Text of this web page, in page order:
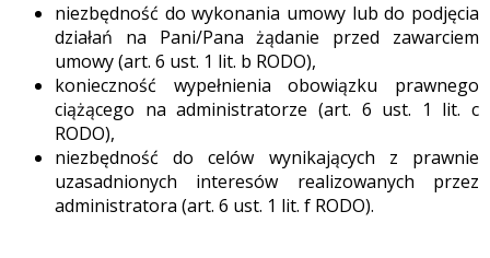
niezbędność do wykonania umowy lub do podjęcia
działań na Pani/Pana żądanie przed zawarciem
umowy (art. 6 ust. 1 lit. b RODO),
konieczność wypełnienia obowiązku prawnego
ciążącego na administratorze (art. 6 ust. 1 lit. c
RODO),
niezbędność do celów wynikających z prawnie
uzasadnionych interesów realizowanych przez
administratora (art. 6 ust. 1 lit. f RODO).